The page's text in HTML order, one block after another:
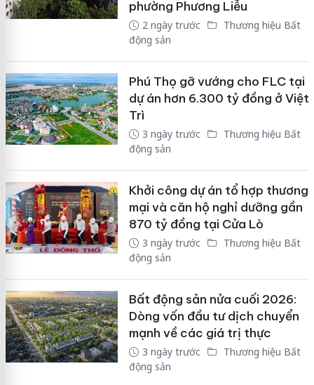
phường Phương Liễu
2 ngày trước
Thương hiệu Bất
động sản
Phú Thọ gỡ vướng cho FLC tại
dự án hơn 6.300 tỷ đồng ở Việt
Trì
3 ngày trước
Thương hiệu Bất
động sản
Khởi công dự án tổ hợp thương
mại và căn hộ nghỉ dưỡng gần
870 tỷ đồng tại Cửa Lò
3 ngày trước
Thương hiệu Bất
động sản
Bất động sản nửa cuối 2026:
Dòng vốn đầu tư dịch chuyển
mạnh về các giá trị thực
3 ngày trước
Thương hiệu Bất
động sản